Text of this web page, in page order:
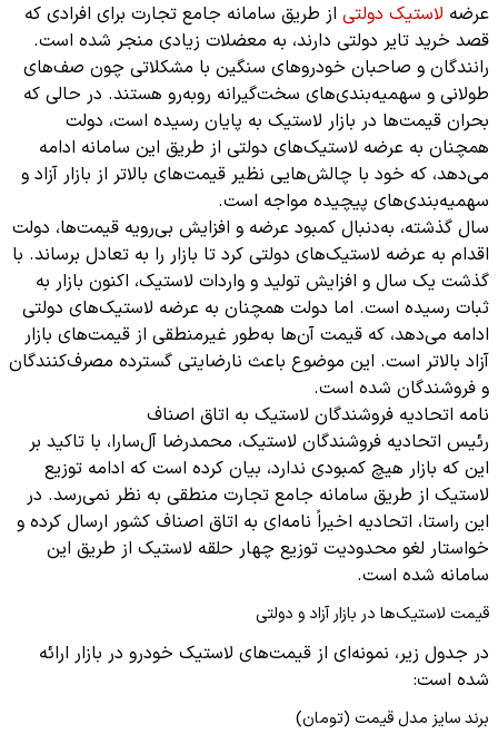
عرضه لاستیک دولتی از طریق سامانه جامع تجارت برای افرادی که
قصد خرید تایر دولتی دارند، به معضلات زیادی منجر شده است.
رانندگان و صاحبان خودروهای سنگین با مشکلاتی چون صف‌های
طولانی و سهمیه‌بندی‌های سخت‌گیرانه روبه‌رو هستند. در حالی که
بحران قیمت‌ها در بازار لاستیک به پایان رسیده است، دولت
همچنان به عرضه لاستیک‌های دولتی از طریق این سامانه ادامه
می‌دهد، که خود با چالش‌هایی نظیر قیمت‌های بالاتر از بازار آزاد و
سهمیه‌بندی‌های پیچیده مواجه است.
سال گذشته، به‌دنبال کمبود عرضه و افزایش بی‌رویه قیمت‌ها، دولت
اقدام به عرضه لاستیک‌های دولتی کرد تا بازار را به تعادل برساند. با
گذشت یک سال و افزایش تولید و واردات لاستیک، اکنون بازار به
ثبات رسیده است. اما دولت همچنان به عرضه لاستیک‌های دولتی
ادامه می‌دهد، که قیمت آن‌ها به‌طور غیرمنطقی از قیمت‌های بازار
آزاد بالاتر است. این موضوع باعث نارضایتی گسترده مصرف‌کنندگان
و فروشندگان شده است.
نامه اتحادیه فروشندگان لاستیک به اتاق اصناف
رئیس اتحادیه فروشندگان لاستیک، محمدرضا آل‌سارا، با تاکید بر
این که بازار هیچ کمبودی ندارد، بیان کرده است که ادامه توزیع
لاستیک از طریق سامانه جامع تجارت منطقی به نظر نمی‌رسد. در
این راستا، اتحادیه اخیراً نامه‌ای به اتاق اصناف کشور ارسال کرده و
خواستار لغو محدودیت توزیع چهار حلقه لاستیک از طریق این
سامانه شده است.
قیمت لاستیک‌ها در بازار آزاد و دولتی
در جدول زیر، نمونه‌ای از قیمت‌های لاستیک خودرو در بازار ارائه
شده است:
برند سایز مدل قیمت (تومان)